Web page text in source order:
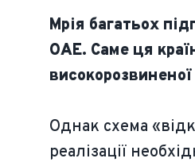
Мрія багатьох
ОАЕ. Саме ця
Однак схема
реалізації